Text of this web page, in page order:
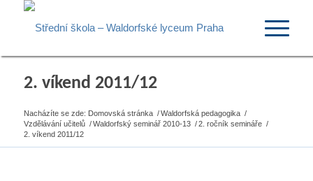
2. víkend 2011/12
Nacházíte se zde: Domovská stránka / Waldorfská pedagogika /
Vzdělávání učitelů / Waldorfský seminář 2010-13 / 2. ročník semináře /
2. víkend 2011/12